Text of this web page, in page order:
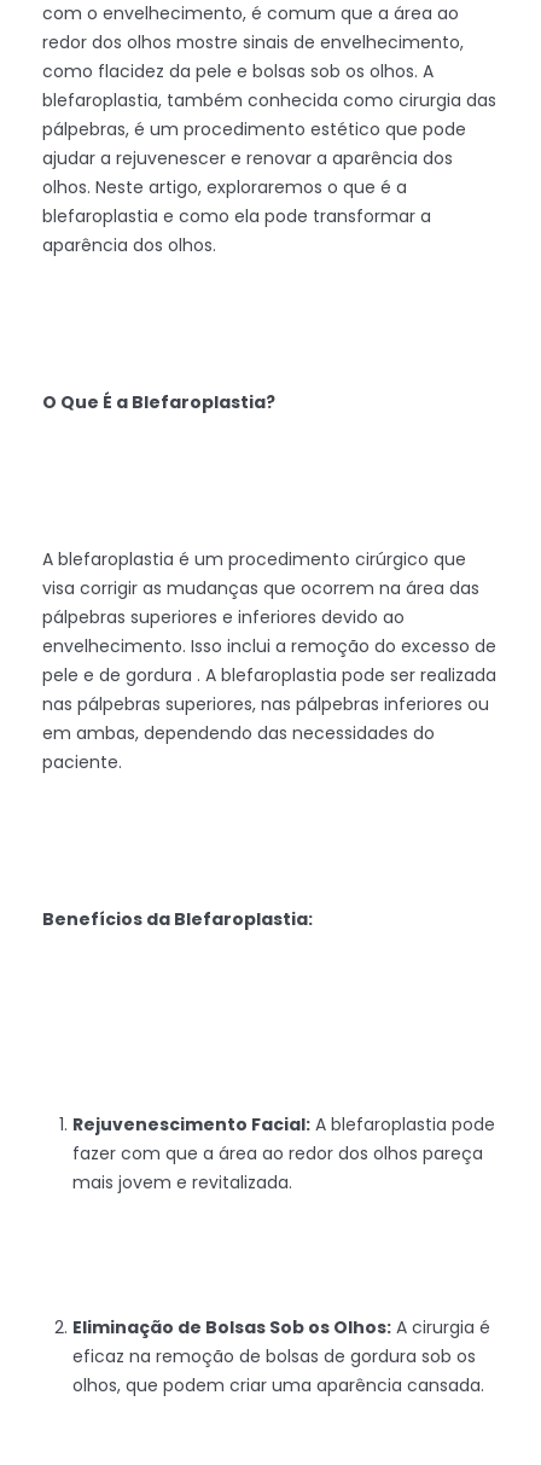
com o envelhecimento, é comum que a área ao
redor dos olhos mostre sinais de envelhecimento,
como flacidez da pele e bolsas sob os olhos. A
blefaroplastia, também conhecida como cirurgia das
pálpebras, é um procedimento estético que pode
ajudar a rejuvenescer e renovar a aparência dos
olhos. Neste artigo, exploraremos o que é a
blefaroplastia e como ela pode transformar a
aparência dos olhos.
O Que É a Blefaroplastia?
A blefaroplastia é um procedimento cirúrgico que
visa corrigir as mudanças que ocorrem na área das
pálpebras superiores e inferiores devido ao
envelhecimento. Isso inclui a remoção do excesso de
pele e de gordura . A blefaroplastia pode ser realizada
nas pálpebras superiores, nas pálpebras inferiores ou
em ambas, dependendo das necessidades do
paciente.
Benefícios da Blefaroplastia:
Rejuvenescimento Facial: A blefaroplastia pode
fazer com que a área ao redor dos olhos pareça
mais jovem e revitalizada.
Eliminação de Bolsas Sob os Olhos: A cirurgia é
eficaz na remoção de bolsas de gordura sob os
olhos, que podem criar uma aparência cansada.